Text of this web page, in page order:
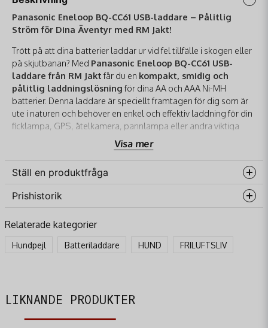
Panasonic Eneloop BQ-CC61 USB-laddare – Pålitlig
Ström för Dina Äventyr med RM Jakt!
Trött på att dina batterier laddar ur vid fel tillfälle i skogen eller
på skjutbanan? Med Panasonic Eneloop BQ-CC61 USB-
laddare från RM Jakt får du en kompakt, smidig och
pålitlig laddningslösning för dina AA och AAA Ni-MH
batterier. Denna laddare är speciellt framtagen för dig som är
ute i naturen och behöver en enkel och effektiv laddning för din
ficklampa, GPS, åtelkamera, pannlampa eller andra viktiga
Varför Panasonic Eneloop BQ-CC61 är det
Optimala Valet för Jägare och
Friluftsmänniskor:
USB-driven Flexibilitet:
Den största fördelen med
du kan ladda dina batterier nästan var som helst:
Via enpowerbank
i fält – perfekt under längre
Från din dator eller laptop.
Visa mer
Ställ en produktfråga
question
Fråga oss något om denna produkten...
Mejladress
Prishistorik
Relaterade kategorier
Hundpejl Batteriladdare HUND FRILUFTSLIV
LIKNANDE PRODUKTER